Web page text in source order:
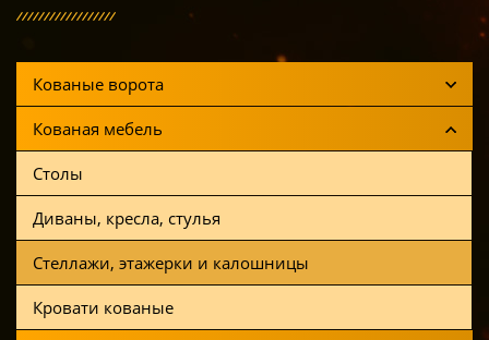
Кованые ворота
Кованая мебель
Столы
Диваны, кресла, стулья
Стеллажи, этажерки и калошницы
Кровати кованые